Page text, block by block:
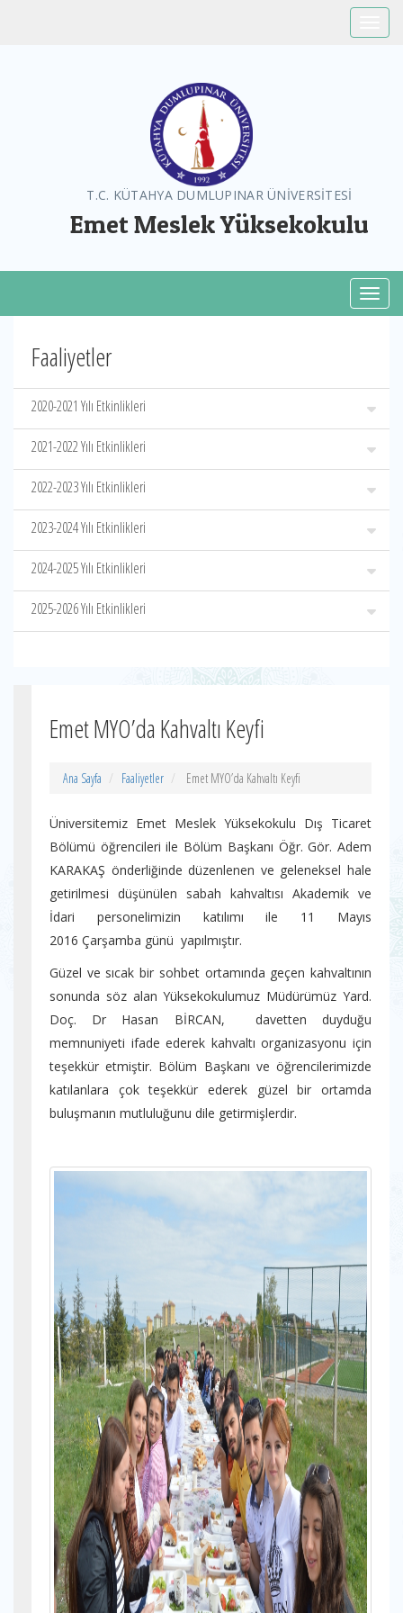
T.C. KÜTAHYA DUMLUPINAR ÜNİVERSİTESİ
Emet Meslek Yüksekokulu
Faaliyetler
2020-2021 Yılı Etkinlikleri
2021-2022 Yılı Etkinlikleri
2022-2023 Yılı Etkinlikleri
2023-2024 Yılı Etkinlikleri
2024-2025 Yılı Etkinlikleri
2025-2026 Yılı Etkinlikleri
Emet MYO’da Kahvaltı Keyfi
Ana Sayfa Faaliyetler Emet MYO’da Kahvaltı Keyfi
Üniversitemiz Emet Meslek Yüksekokulu Dış Ticaret
Bölümü öğrencileri ile Bölüm Başkanı Öğr. Gör. Adem
KARAKAŞ önderliğinde düzenlenen ve geleneksel hale
getirilmesi düşünülen sabah kahvaltısı Akademik ve
İdari personelimizin katılımı ile 11 Mayıs
2016 Çarşamba günü yapılmıştır.
Güzel ve sıcak bir sohbet ortamında geçen kahvaltının
sonunda söz alan Yüksekokulumuz Müdürümüz Yard.
Doç. Dr Hasan BİRCAN, davetten duyduğu
memnuniyeti ifade ederek kahvaltı organizasyonu için
teşekkür etmiştir. Bölüm Başkanı ve öğrencilerimizde
katılanlara çok teşekkür ederek güzel bir ortamda
buluşmanın mutluluğunu dile getirmişlerdir.